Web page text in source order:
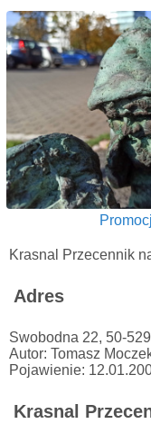
Krasnal Przecennik
Adres
Swobodna 22, 50-
Autor: Tomasz
Pojawienie:
Krasnal